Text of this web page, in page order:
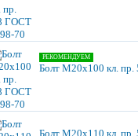
РЕКОМЕНДУЕМ
Болт М20х100 кл.
Болт М20х110 кл.